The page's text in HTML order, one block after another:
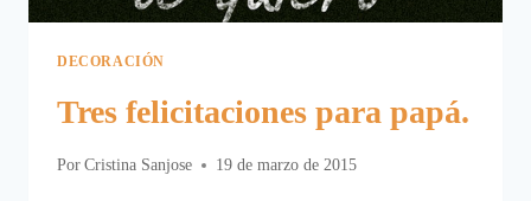
DECORACIÓN
Tres felicitaciones para papá.
Por Cristina Sanjose 19 de marzo de 2015